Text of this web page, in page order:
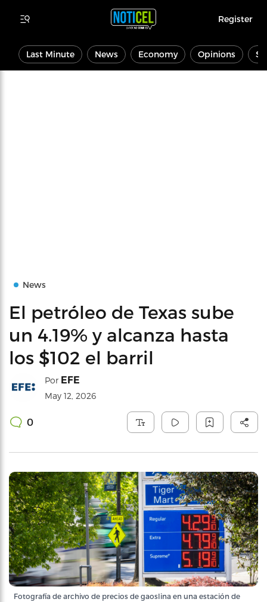
Register
Last Minute News Economy Opinions
News
El petróleo de Texas sube
un 4.19% y alcanza hasta
los $102 el barril
Por EFE
May 12, 2026
0
Fotografía de archivo de precios de gaoslina en una estación de